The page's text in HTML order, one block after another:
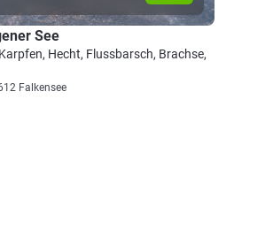
See
Hecht, Flussbarsch, Brachse,
Falkensee